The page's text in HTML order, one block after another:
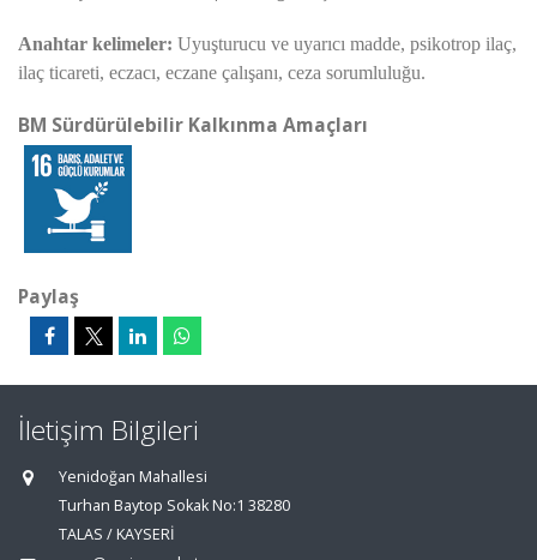
Anahtar kelimeler: Uyuşturucu ve uyarıcı madde, psikotrop ilaç,
ilaç ticareti, eczacı, eczane çalışanı, ceza sorumluluğu.
BM Sürdürülebilir Kalkınma Amaçları
Paylaş
İletişim Bilgileri
Yenidoğan Mahallesi
Turhan Baytop Sokak No:1 38280
TALAS / KAYSERİ